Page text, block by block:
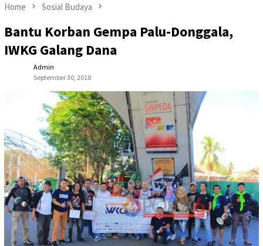
Home Sosial Budaya
Bantu Korban Gempa Palu-Donggala,
IWKG Galang Dana
Admin
September 30, 2018